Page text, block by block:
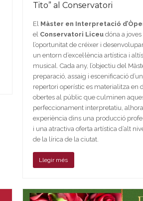
Tito” al Conservatori
El Màster en Interpretació
el Conservatori Liceudóna a joves
l’oportunitat de créixer i
un entorn d’excel·lència artística i
musical. Cada any, l’objectiu del
preparació, assaig i escenificació
repertori operístic es materialitza en
obertes al públic que culminen
perfeccionament interpretatiu,
experiència dins una producció
i una atractiva oferta artística d’alt
de la lírica de la ciutat.
Llegir més